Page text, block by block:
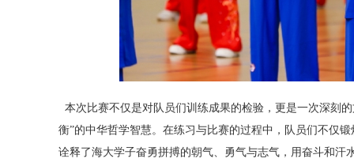
本次比赛不仅是对队员们训练成果的检验，更是一次深刻
衡”的中华哲学智慧。在练习与比赛的过程中，队员们不仅
诠释了海大学子奋勇拼搏的朝气、勇气与志气，用奋斗和汗